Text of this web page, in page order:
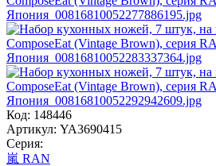
Код: 148446
Артикул: YA3690415
Серия:
嵐 RAN